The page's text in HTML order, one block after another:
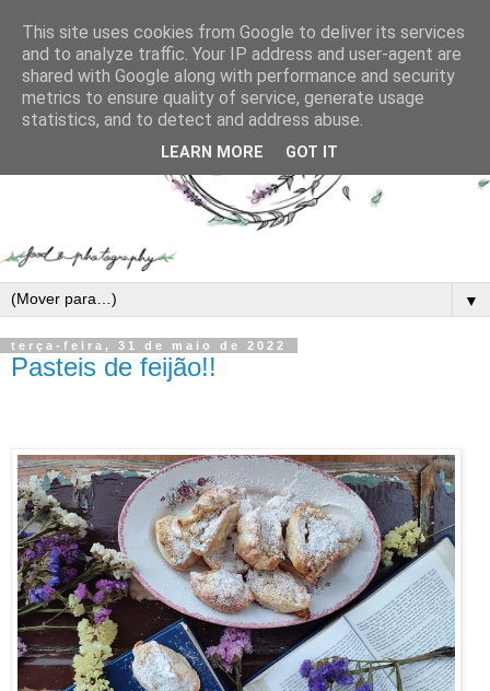
▼
terça-feira, 31 de maio de 2022
Pasteis de feijão!!
This site uses cookies from Google to deliver its services
and to analyze traffic. Your IP address and user-agent are
shared with Google along with performance and security
metrics to ensure quality of service, generate usage
statistics, and to detect and address abuse.
LEARN MORE GOT IT